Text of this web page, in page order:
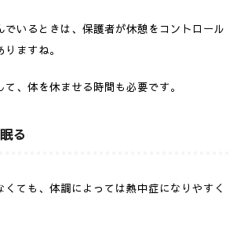
でいるときは、保護者が休憩をコントロール
ますね。
、体を休ませる時間も必要です。
る
くても、体調によっては熱中症になりやすく